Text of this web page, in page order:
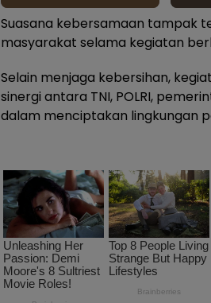
Suasana kebersamaan tampak
masyarakat selama kegiatan
Selain menjaga kebersihan,
sinergi antara TNI, POLRI,
dalam menciptakan lingkungan